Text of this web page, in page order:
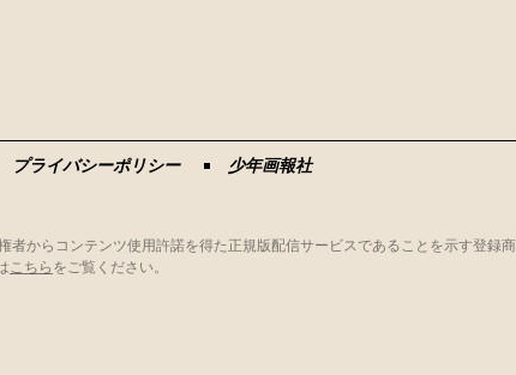
プライバシーポリシー 少年画報社
からコンテンツ使用許諾を得た正規版配信サービスであることを示す登録
こちら をご覧ください。